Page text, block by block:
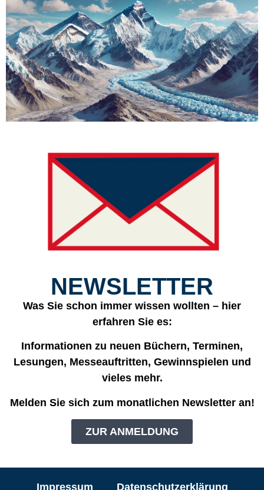
NEWSLETTER
Was Sie schon immer wissen wollten – hier
erfahren Sie es:
Informationen zu neuen Büchern, Terminen,
Lesungen, Messeauftritten, Gewinnspielen und
vieles mehr.
Melden Sie sich zum monatlichen Newsletter an!
ZUR ANMELDUNG
Impressum Datenschutzerklärung